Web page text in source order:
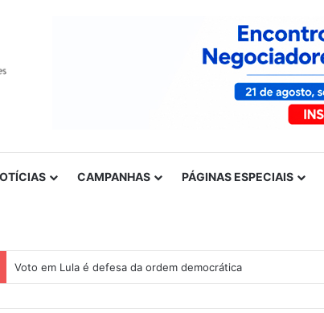
CAMPANHAS PÁGINAS ESPECIAIS
Voto em Lula é defesa da ordem democrática